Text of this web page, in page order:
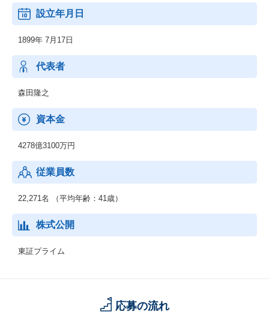
できるための社会インフラを提供しています。
製造業、流通・サービス業、金融業などの民需向けにITソリュー
ションを提供し、お客さまの新サービス立ち上げなどに貢献して
います。最先端のデジタル技術を活用し、お客さまとの共創を通
じて、人やモノ、プロセスを企業・産業の枠を超えてつなぎ、バ
リューチェーン全体で新たな価値を生み出します。
◆ネットワークサービス事業
通信事業者向けに、ネットワーク構築に必要な機器や運用管理の
に、IoT/5G時代に向けてネットワークへのニーズが多様化する
中、テレコムキャリア市場で培ったネットワークの強みをサービ
スプロバイダや製造業、流通・サービス業、自治体などの市場に
展開していきます。
海外市場を対象として、セーファーシティ（パブリックセーフテ
ィ、デジタル・ガバメント、デジタル・ファイナンス）、サービ
スプロバイダ向けソフトウェア・サービス、海洋システムなどを
提供しています。AI、IoT関連の先端技術を活用し、安全・安心で
設立年月日
1899年 7月17日
代表者
森田隆之
資本金
4278億3100万円
従業員数
22,271名 （平均年齢：41歳）
株式公開
東証プライム
応募の流れ